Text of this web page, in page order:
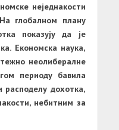
неједнакости
глобалном плану
показују да је
Економска наука,
неолибералне
периоду бавила
расподелу дохотка,
небитним за